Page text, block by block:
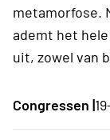
metamorfose.
ademt het
uit, zowel van
Congressen |